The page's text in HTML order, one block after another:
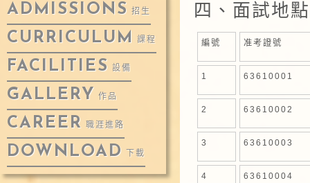
ADMISSIONS 招生
CURRICULUM 課程
FACILITIES 設備
GALLERY 作品
CAREER 職涯進路
DOWNLOAD 下載
四、面試地
編號 准考證號
1 63610001
2 63610002
3 63610003
4 63610004